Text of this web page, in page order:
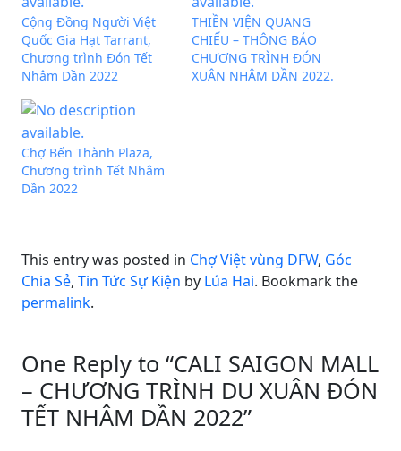
Cộng Đồng Người Việt
Quốc Gia Hạt Tarrant,
Chương trình Đón Tết
Nhâm Dần 2022
THIỀN VIỆN QUANG
CHIẾU – THÔNG BÁO
CHƯƠNG TRÌNH ĐÓN
XUÂN NHÂM DẦN 2022.
Chợ Bến Thành Plaza,
Chương trình Tết Nhâm
Dần 2022
This entry was posted in Chợ Việt vùng DFW, Góc
Chia Sẻ, Tin Tức Sự Kiện by Lúa Hai. Bookmark the
permalink.
One Reply to “CALI SAIGON MALL
– CHƯƠNG TRÌNH DU XUÂN ĐÓN
TẾT NHÂM DẦN 2022”